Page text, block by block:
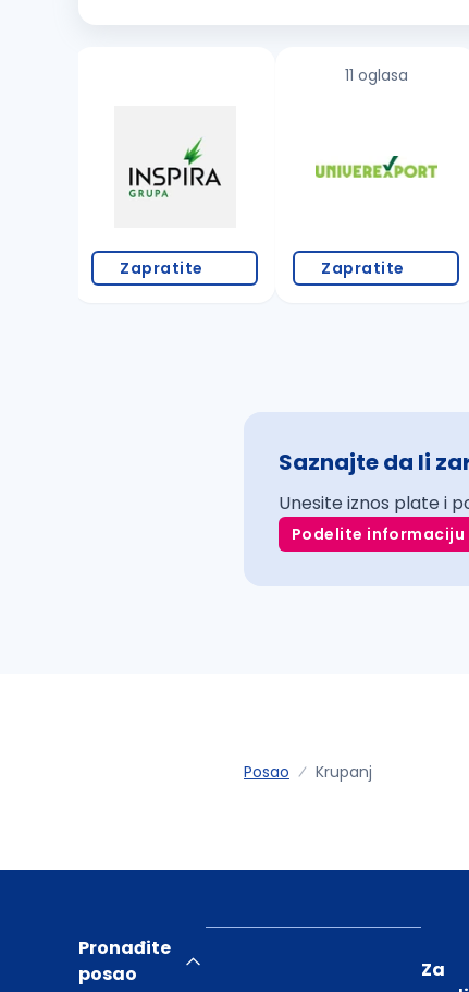
Zapratite
11 oglasa
Zapratite
Saznajte da li
Unesite iznos plate i
Podelite
Posao Krupanj
Pronađite
posao
Za